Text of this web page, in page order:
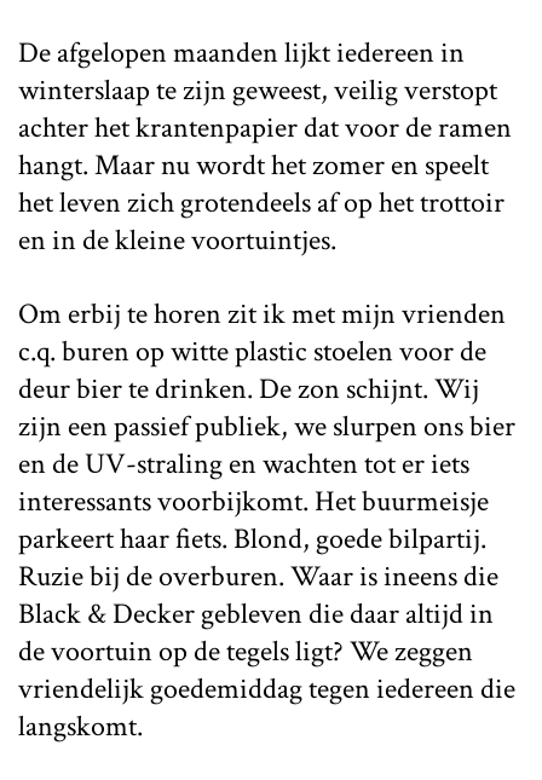
De afgelopen maanden lijkt iedereen in
winterslaap te zijn geweest, veilig verstopt
achter het krantenpapier dat voor de ramen
hangt. Maar nu wordt het zomer en speelt
het leven zich grotendeels af op het trottoir
en in de kleine voortuintjes.
Om erbij te horen zit ik met mijn vrienden
c.q. buren op witte plastic stoelen voor de
deur bier te drinken. De zon schijnt. Wij
zijn een passief publiek, we slurpen ons bier
en de UV-straling en wachten tot er iets
interessants voorbijkomt. Het buurmeisje
parkeert haar fiets. Blond, goede bilpartij.
Ruzie bij de overburen. Waar is ineens die
Black & Decker gebleven die daar altijd in
de voortuin op de tegels ligt? We zeggen
vriendelijk goedemiddag tegen iedereen die
langskomt.